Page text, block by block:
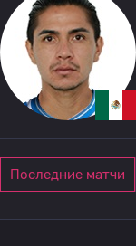
Последние матчи